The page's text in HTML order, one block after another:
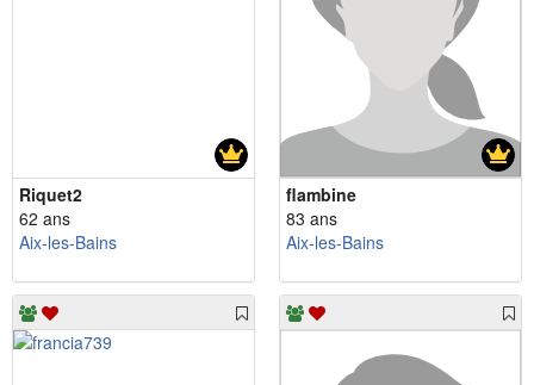
Riquet2
62 ans
Aix-les-Bains
flambine
83 ans
Aix-les-Bains